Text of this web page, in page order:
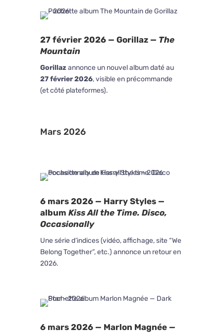
27 février 2026 — Gorillaz — The
Mountain
Gorillazannonce un nouvel album daté au
27 février 2026, visible en précommande
(et côté plateformes).
Mars 2026
6 mars 2026 — Harry Styles —
album Kiss All the Time. Disco,
Occasionally
Une série d’indices (vidéo, affichage, site “We
Belong Together”, etc.) annonce un retour en
2026.
6 mars 2026 — Marlon Magnée —